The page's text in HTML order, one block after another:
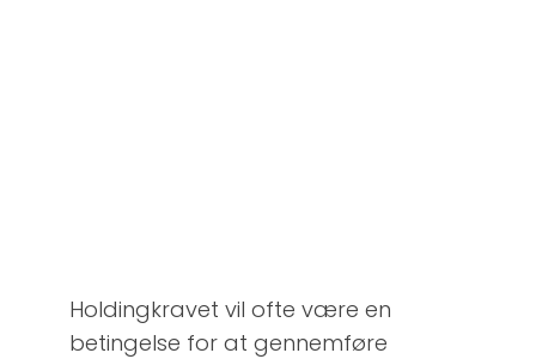
Holdingkravet vil ofte være en
betingelse for at gennemføre